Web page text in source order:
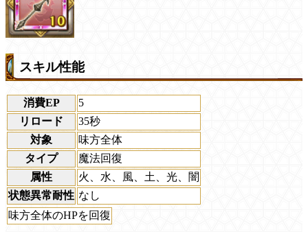
スキル性能
消費EP
5
リロード
35秒
対象
味方全体
タイプ
魔法回復
属性
火、水、風、土、光、闇
状態異常耐性 なし
味方全体のHPを回復